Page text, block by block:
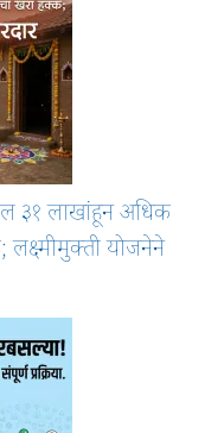
३१ लाखांहून अधिक
लक्ष्मीमुक्ती योजनेने